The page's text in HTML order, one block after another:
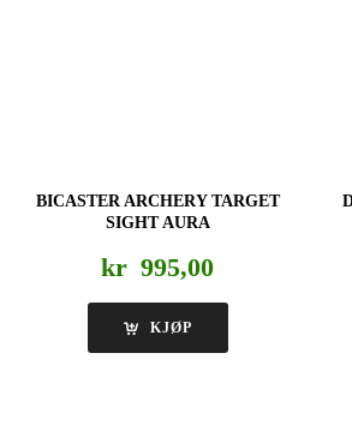
BICASTER ARCHERY TARGET
SIGHT AURA
kr 995,00
KJØP